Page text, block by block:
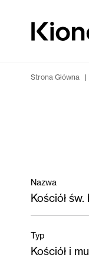
Przejdź
Strona Główna |
Nazwa
Kościół
Typ
Kościół i